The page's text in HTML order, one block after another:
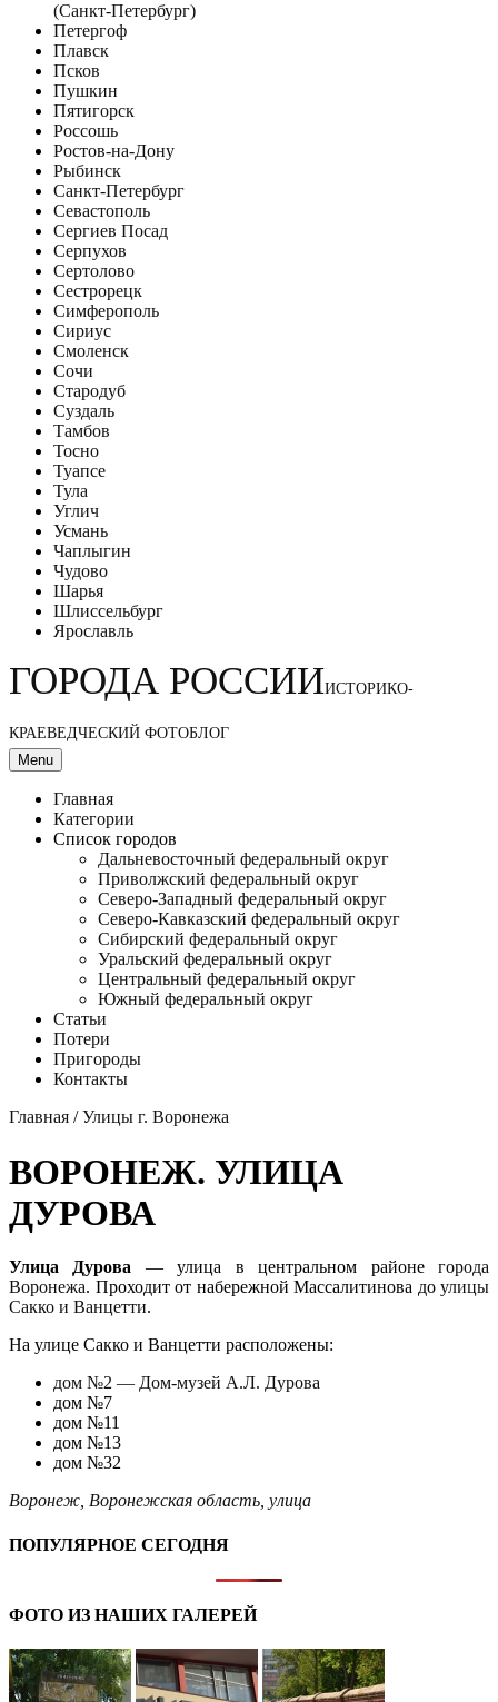
(Санкт-Петербург)
Петергоф
Плавск
Псков
Пушкин
Пятигорск
Россошь
Ростов-на-Дону
Рыбинск
Санкт-Петербург
Севастополь
Сергиев Посад
Серпухов
Сертолово
Сестрорецк
Симферополь
Сириус
Смоленск
Сочи
Стародуб
Суздаль
Тамбов
Тосно
Туапсе
Тула
Углич
Усмань
Чаплыгин
Чудово
Шарья
Шлиссельбург
Ярославль
ГОРОДА РОССИИИСТОРИКО-
КРАЕВЕДЧЕСКИЙ ФОТОБЛОГ
Menu
Главная
Категории
Список городов
Дальневосточный федеральный округ
Приволжский федеральный округ
Северо-Западный федеральный округ
Северо-Кавказский федеральный округ
Сибирский федеральный округ
Уральский федеральный округ
Центральный федеральный округ
Южный федеральный округ
Статьи
Потери
Пригороды
Контакты
Главная /Улицы г. Воронежа
ВОРОНЕЖ. УЛИЦА
ДУРОВА
Улица Дурова — улица в центральном районегорода
Воронежа. Проходит от набережной Массалитинова до улицы
Сакко и Ванцетти.
На улице Сакко и Ванцетти расположены:
дом №2 — Дом-музей А.Л. Дурова
дом №7
дом №11
дом №13
дом №32
Воронеж Воронежская область улица
ПОПУЛЯРНОЕ СЕГОДНЯ
ФОТО ИЗ НАШИХ ГАЛЕРЕЙ